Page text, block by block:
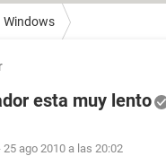
Windows
esta muy lento
25 ago 2010 a las 20:02